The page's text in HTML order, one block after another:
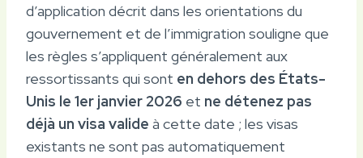
d’application décrit dans les orientations du
gouvernement et de l’immigration souligne que
les règles s’appliquent généralement aux
ressortissants qui sont en dehors des États-
Unis le 1er janvier 2026 et ne détenez pas
déjà un visa valide à cette date ; les visas
existants ne sont pas automatiquement